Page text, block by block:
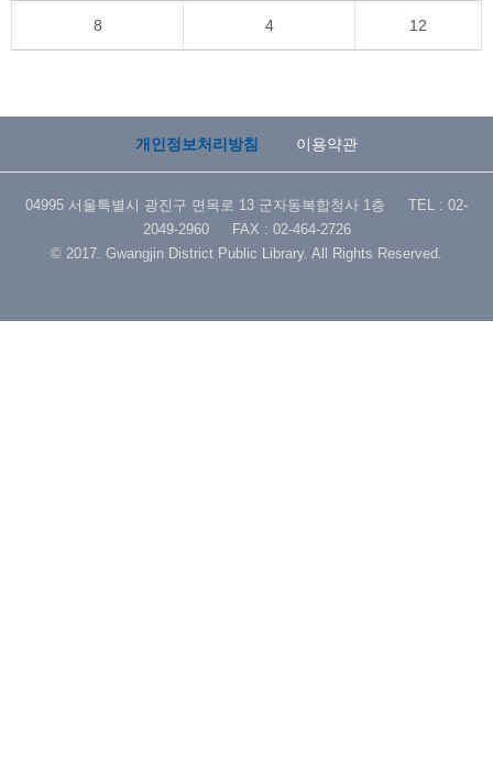
8 4 12
개인정보처리방침 이용약관
04995 서울특별시 광진구 면목로 13 군자동복합청사 1층 TEL : 02-
2049-2960 FAX : 02-464-2726
© 2017. Gwangjin District Public Library. All Rights Reserved.